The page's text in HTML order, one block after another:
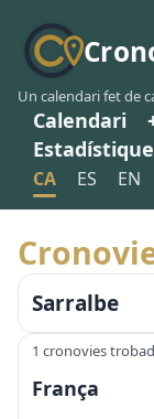
Un calendari fet de
Calendari
CA ES EN
Sarralbe
1 cronovies
França